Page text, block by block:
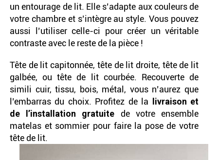
un entourage de lit. Elle s’adapte aux couleurs de
votre chambre et s’intègre au style. Vous pouvez
aussi l’utiliser celle-ci pour créer un véritable
contraste avec le reste de la pièce !
Tête de lit capitonnée, tête de lit droite, tête de lit
galbée, ou tête de lit courbée. Recouverte de
simili cuir, tissu, bois, métal, vous n’aurez que
l’embarras du choix. Profitez de la livraison et
de l’installation gratuite de votre ensemble
matelas et sommier pour faire la pose de votre
tête de lit.